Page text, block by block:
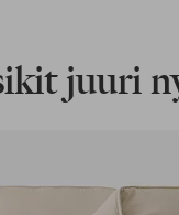
juuri